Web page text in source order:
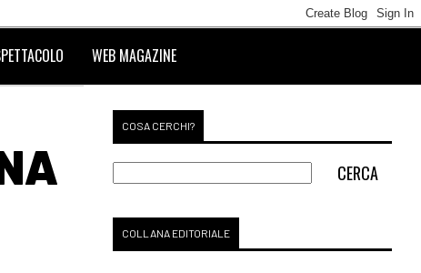
WEB MAGAZINE
COSA CERCHI?
COLLANA EDITORIALE